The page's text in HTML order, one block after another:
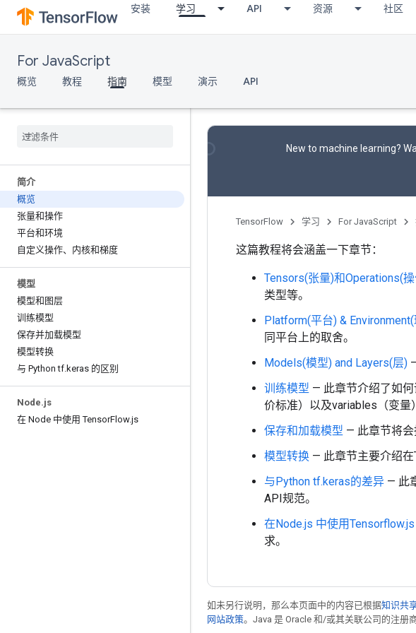
安装 学习 API 资源 社区
For JavaScript
概览 教程 指南 模型 演示 API
简介
概览
张量和操作
平台和环境
自定义操作、内核和梯度
模型
模型和图层
训练模型
保存并加载模型
模型转换
与 Python tf.keras 的区别
Node.js
在 Node 中使用 TensorFlow.js
New to machine learning?
TensorFlow 学习 For JavaScript
这篇教程将会涵盖一下章节：
Tensors(张量)和Operations(
类型等。
Platform(平台) &
同平台上的取舍。
Models(模型) and Layers(层)
训练模型 — 此章节介绍了如
价标准）以及variables（变量
保存和加载模型 — 此章节将
模型转换 — 此章节主要介绍
与Python tf.keras的差异 — 此
API规范。
在Node.js 中使用Tensorflow.js
求。
如未另行说明，那么本页面中的内容已根据知识共
网站政策。Java 是 Oracle 和/或其关联公司的注册商